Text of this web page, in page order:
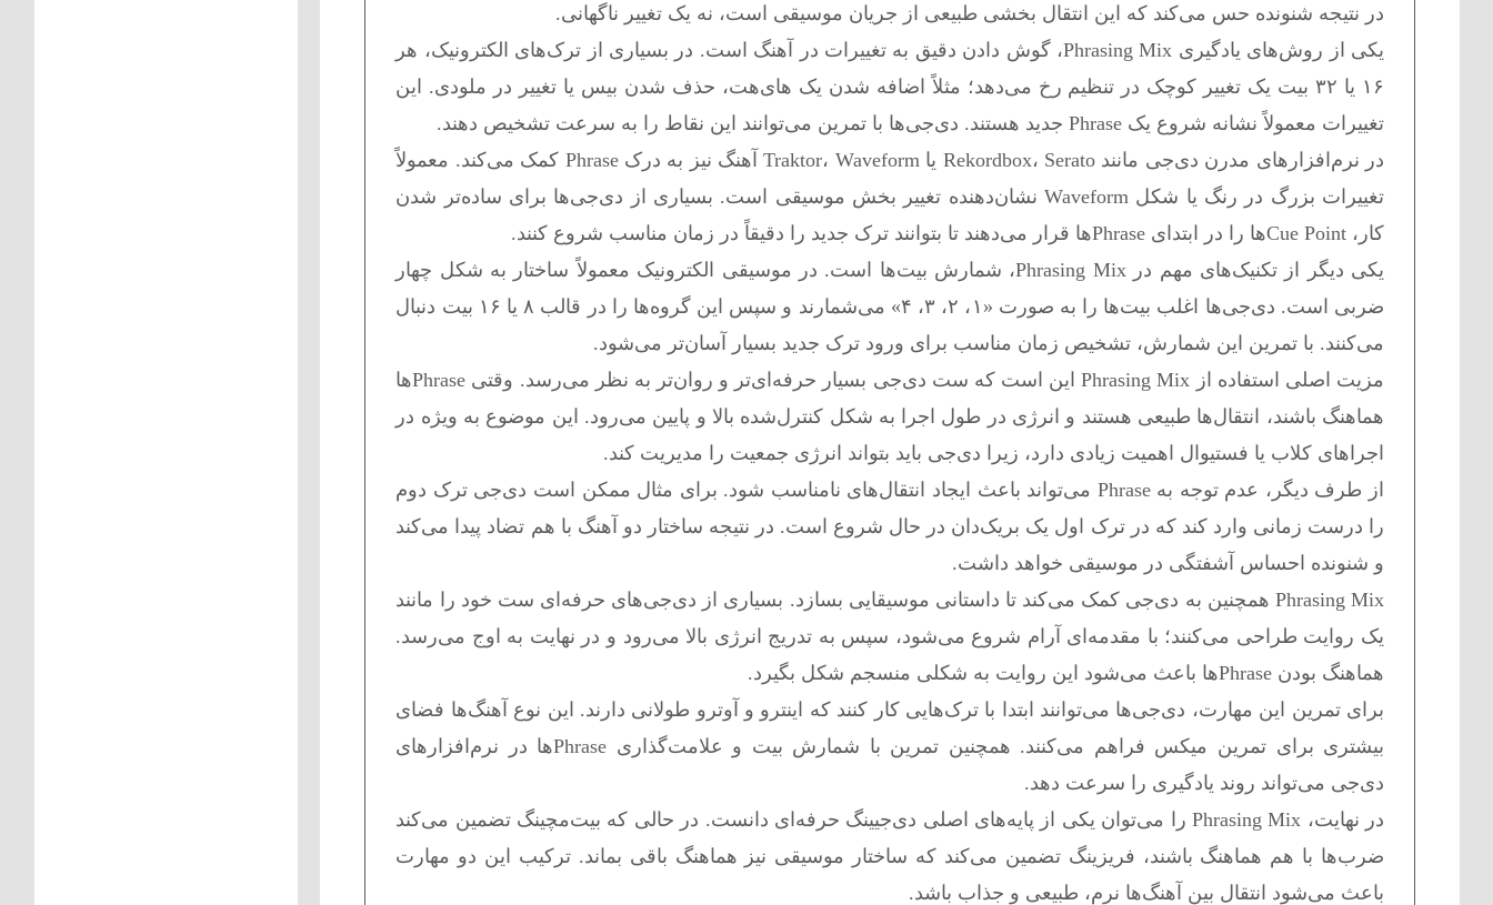
در نتیجه شنونده حس می‌کند که این انتقال بخشی طبیعی از جریان موسیقی است، نه یک تغییر ناگهانی.
یکی از روش‌های یادگیری Phrasing Mix، گوش دادن دقیق به تغییرات در آهنگ است. در بسیاری از ترک‌های الکترونیک، هر
۱۶ یا ۳۲ بیت یک تغییر کوچک در تنظیم رخ می‌دهد؛ مثلاً اضافه شدن یک های‌هت، حذف شدن بیس یا تغییر در ملودی. این
تغییرات معمولاً نشانه شروع یک Phrase جدید هستند. دی‌جی‌ها با تمرین می‌توانند این نقاط را به سرعت تشخیص دهند.
در نرم‌افزارهای مدرن دی‌جی مانند Rekordbox، Serato یا Traktor، Waveform آهنگ نیز به درک Phrase کمک می‌کند. معمولاً
تغییرات بزرگ در رنگ یا شکل Waveform نشان‌دهنده تغییر بخش موسیقی است. بسیاری از دی‌جی‌ها برای ساده‌تر شدن
کار، Cue Pointها را در ابتدای Phraseها قرار می‌دهند تا بتوانند ترک جدید را دقیقاً در زمان مناسب شروع کنند.
یکی دیگر از تکنیک‌های مهم در Phrasing Mix، شمارش بیت‌ها است. در موسیقی الکترونیک معمولاً ساختار به شکل چهار
ضربی است. دی‌جی‌ها اغلب بیت‌ها را به صورت «۱، ۲، ۳، ۴» می‌شمارند و سپس این گروه‌ها را در قالب ۸ یا ۱۶ بیت دنبال
می‌کنند. با تمرین این شمارش، تشخیص زمان مناسب برای ورود ترک جدید بسیار آسان‌تر می‌شود.
مزیت اصلی استفاده از Phrasing Mix این است که ست دی‌جی بسیار حرفه‌ای‌تر و روان‌تر به نظر می‌رسد. وقتی Phraseها
هماهنگ باشند، انتقال‌ها طبیعی هستند و انرژی در طول اجرا به شکل کنترل‌شده بالا و پایین می‌رود. این موضوع به ویژه در
اجراهای کلاب یا فستیوال اهمیت زیادی دارد، زیرا دی‌جی باید بتواند انرژی جمعیت را مدیریت کند.
از طرف دیگر، عدم توجه به Phrase می‌تواند باعث ایجاد انتقال‌های نامناسب شود. برای مثال ممکن است دی‌جی ترک دوم
را درست زمانی وارد کند که در ترک اول یک بریک‌دان در حال شروع است. در نتیجه ساختار دو آهنگ با هم تضاد پیدا می‌کند
و شنونده احساس آشفتگی در موسیقی خواهد داشت.
Phrasing Mix همچنین به دی‌جی کمک می‌کند تا داستانی موسیقایی بسازد. بسیاری از دی‌جی‌های حرفه‌ای ست خود را مانند
یک روایت طراحی می‌کنند؛ با مقدمه‌ای آرام شروع می‌شود، سپس به تدریج انرژی بالا می‌رود و در نهایت به اوج می‌رسد.
هماهنگ بودن Phraseها باعث می‌شود این روایت به شکلی منسجم شکل بگیرد.
برای تمرین این مهارت، دی‌جی‌ها می‌توانند ابتدا با ترک‌هایی کار کنند که اینترو و آوترو طولانی دارند. این نوع آهنگ‌ها فضای
بیشتری برای تمرین میکس فراهم می‌کنند. همچنین تمرین با شمارش بیت و علامت‌گذاری Phraseها در نرم‌افزارهای
دی‌جی می‌تواند روند یادگیری را سرعت دهد.
در نهایت، Phrasing Mix را می‌توان یکی از پایه‌های اصلی دی‌جیینگ حرفه‌ای دانست. در حالی که بیت‌مچینگ تضمین می‌کند
ضرب‌ها با هم هماهنگ باشند، فریزینگ تضمین می‌کند که ساختار موسیقی نیز هماهنگ باقی بماند. ترکیب این دو مهارت
باعث می‌شود انتقال بین آهنگ‌ها نرم، طبیعی و جذاب باشد.